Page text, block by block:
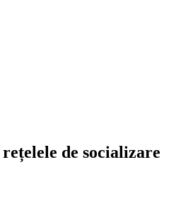
de socializare